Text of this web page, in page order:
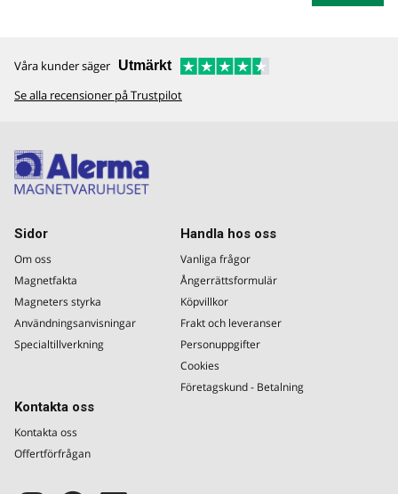
Våra kunder säger Utmärkt
Se alla recensioner på Trustpilot
Sidor
Om oss
Magnetfakta
Magneters styrka
Användningsanvisningar
Specialtillverkning
Handla hos oss
Vanliga frågor
Ångerrättsformulär
Köpvillkor
Frakt och leveranser
Personuppgifter
Cookies
Företagskund - Betalning
Kontakta oss
Kontakta oss
Offertförfrågan